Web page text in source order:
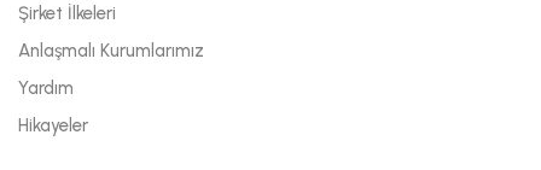
Şirket İlkeleri
Anlaşmalı Kurumlarımız
Yardım
Hikayeler